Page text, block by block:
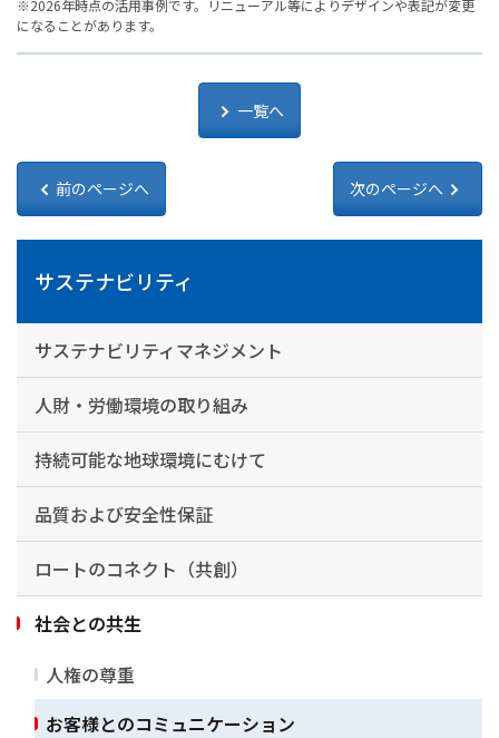
※2026年時点の活用事例です。リニューアル等によりデザインや表記が変更
になることがあります。
一覧へ
前のページへ 次のページへ
サステナビリティ
サステナビリティマネジメント
人財・労働環境の取り組み
持続可能な地球環境にむけて
品質および安全性保証
ロートのコネクト（共創）
社会との共生
人権の尊重
お客様とのコミュニケーション